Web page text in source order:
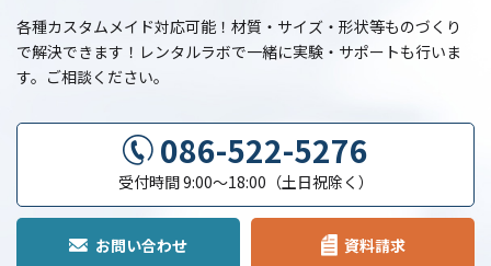
各種カスタムメイド対応可能！材質・サイズ・形状等ものづくり
で解決できます！ レンタルラボで一緒に実験・サポートも行いま
す。ご相談ください。
086-522-5276
受付時間 9:00〜18:00（土日祝除く）
お問い合わせ 資料請求